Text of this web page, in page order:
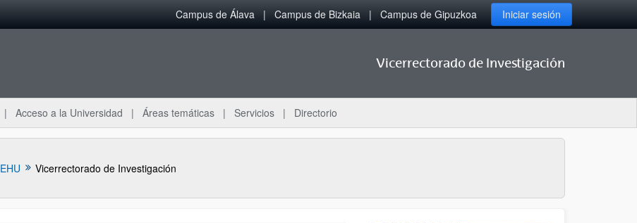
Campus de Álava Campus de Bizkaia Campus de Gipuzkoa Iniciar sesión
Vicerrectorado de Investigación
Acceso a la Universidad Áreas temáticas Servicios Directorio
EHU Vicerrectorado de Investigación